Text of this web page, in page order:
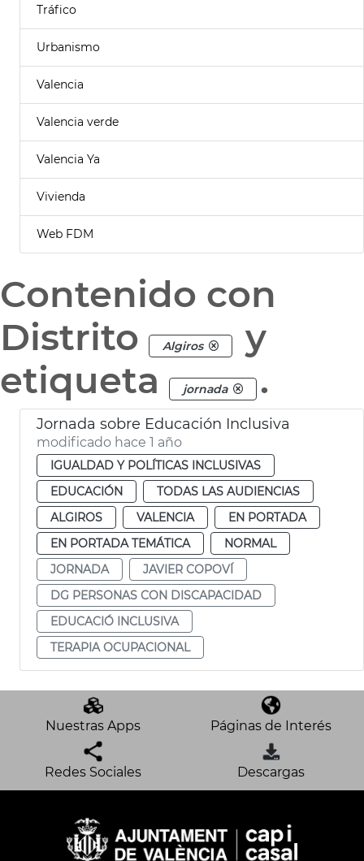
Tráfico
Urbanismo
Valencia
Valencia verde
Valencia Ya
Vivienda
Web FDM
Contenido con
Distrito
Algiros
y
etiqueta
jornada .
Jornada sobre Educación Inclusiva
modificado hace 1 año
IGUALDAD Y POLÍTICAS INCLUSIVAS
EDUCACIÓN
TODAS LAS AUDIENCIAS
ALGIROS
VALENCIA
EN PORTADA
EN PORTADA TEMÁTICA
NORMAL
JORNADA
JAVIER COPOVÍ
DG PERSONAS CON DISCAPACIDAD
EDUCACIÓ INCLUSIVA
TERAPIA OCUPACIONAL
Nuestras Apps Páginas de Interés
Redes Sociales Descargas